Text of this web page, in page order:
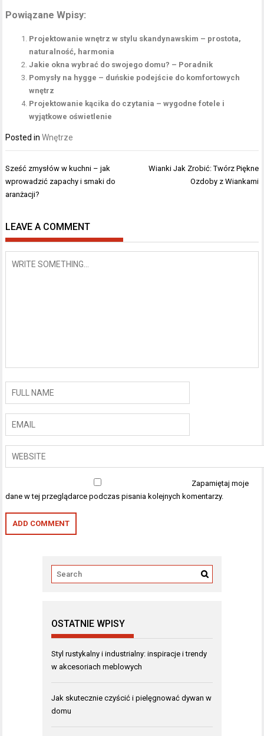
Powiązane Wpisy:
Projektowanie wnętrz w stylu skandynawskim – prostota,
naturalność, harmonia
Jakie okna wybrać do swojego domu? – Poradnik
Pomysły na hygge – duńskie podejście do komfortowych
wnętrz
Projektowanie kącika do czytania – wygodne fotele i
wyjątkowe oświetlenie
Posted inWnętrze
Nawigacja
wpisu
Sześć zmysłów w kuchni – jak
wprowadzić zapachy i smaki do
aranżacji?
Wianki Jak Zrobić: Twórz Piękne
Ozdoby z Wiankami
LEAVE A COMMENT
Zapamiętaj moje
dane w tej przeglądarce podczas pisania kolejnych komentarzy.
OSTATNIE WPISY
Styl rustykalny i industrialny: inspiracje i trendy
w akcesoriach meblowych
Jak skutecznie czyścić i pielęgnować dywan w
domu